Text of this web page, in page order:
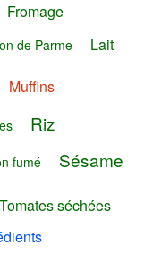
Fromage
de Parme Lait
Muffins
Riz
fumé Sésame
Tomates séchées